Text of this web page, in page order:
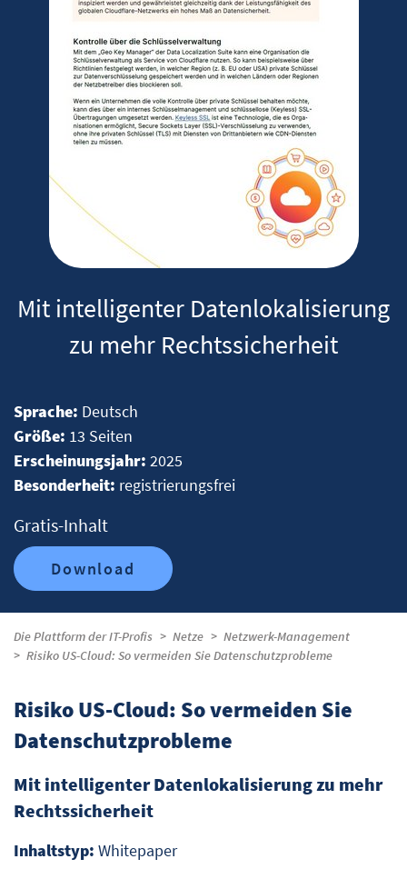
Mit intelligenter Datenlokalisierung
zu mehr Rechtssicherheit
Sprache: Deutsch
Größe: 13 Seiten
Erscheinungsjahr: 2025
Besonderheit: registrierungsfrei
Gratis-Inhalt
Download
Die Plattform der IT-Profis Netze
Netzwerk-Management
Risiko US-Cloud: So vermeiden Sie Datenschutzprobleme
Risiko US-Cloud: So vermeiden Sie
Datenschutzprobleme
Mit intelligenter Datenlokalisierung zu mehr
Rechtssicherheit
Inhaltstyp: Whitepaper